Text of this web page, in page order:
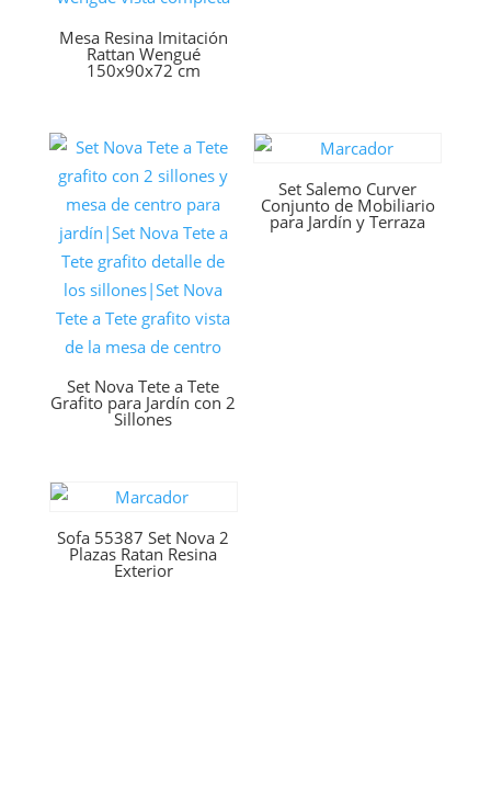
Mesa Resina Imitación
Rattan Wengué
150x90x72 cm
Set Nova Tete a Tete
Grafito para Jardín con 2
Sillones
Set Salemo Curver
Conjunto de Mobiliario
para Jardín y Terraza
Sofa 55387 Set Nova 2
Plazas Ratan Resina
Exterior